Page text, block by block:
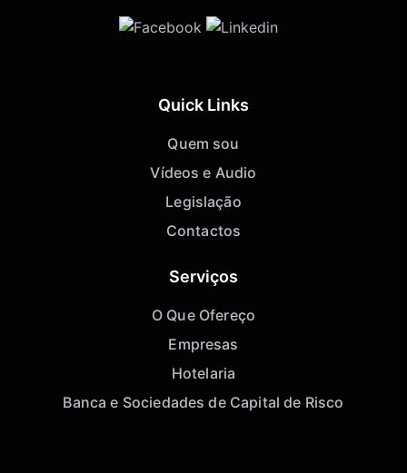
Quick Links
Quem sou
Vídeos e Audio
Legislação
Contactos
Serviços
O Que Ofereço
Empresas
Hotelaria
Banca e Sociedades de Capital de Risco